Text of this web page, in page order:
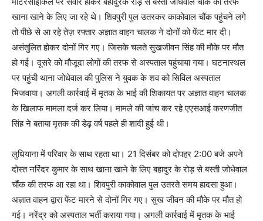
खाना खाने के लिए जा रहे थे। शिवपुरी पुल उतरकर काकोवाल चौंक पहुंचने लगे
तो पीछे से आ रहे तेज़ रफ्तार अज्ञात वाहन चालक ने दोनों को फेंट मार दी।
असंतुलित होकर दोनों गिर गए। जिसके चलते सुखजीवन सिंह की मौके पर मौत
हो गई। दूसरे को मौजूदा लोगों की तरफ से अस्पताल पहुंचाया गया। घटनास्थल
पर पहुंची थाना जोधेवाल की पुलिस ने युवक के शव को सिविल अस्पताल
भिजवाया। अगली कार्रवाई में मृतक के भाई की शिकायत पर अज्ञात वाहन चालक
के खिलाफ मामला दर्ज कर लिया। मामले की जांच कर रहे एएसआई करणजीत
सिंह ने बताया मृतक की डेढ़ वर्ष पहले ही शादी हुई थी।
लुधियाना में परिवार के साथ रहता था। 21 दिसंबर को दोपहर 2:00 बजे अपने
दोस्त नरिंदर कुमार के साथ खाना खाने के लिए बहादुर के रोड़ से बस्ती जोधेवाल
चौंक की तरफ आ रहा था। शिवपुरी काकोवाल पुल उतरते समय हादसा हुआ।
अज्ञात वाहन द्वारा फेंट मारने से दोनों गिर गए। सुख जीवन की मौके पर मौत हो
गई। नरेंद्र को अस्पताल भर्ती कराया गया। अगली कार्रवाई में मृतक के भाई